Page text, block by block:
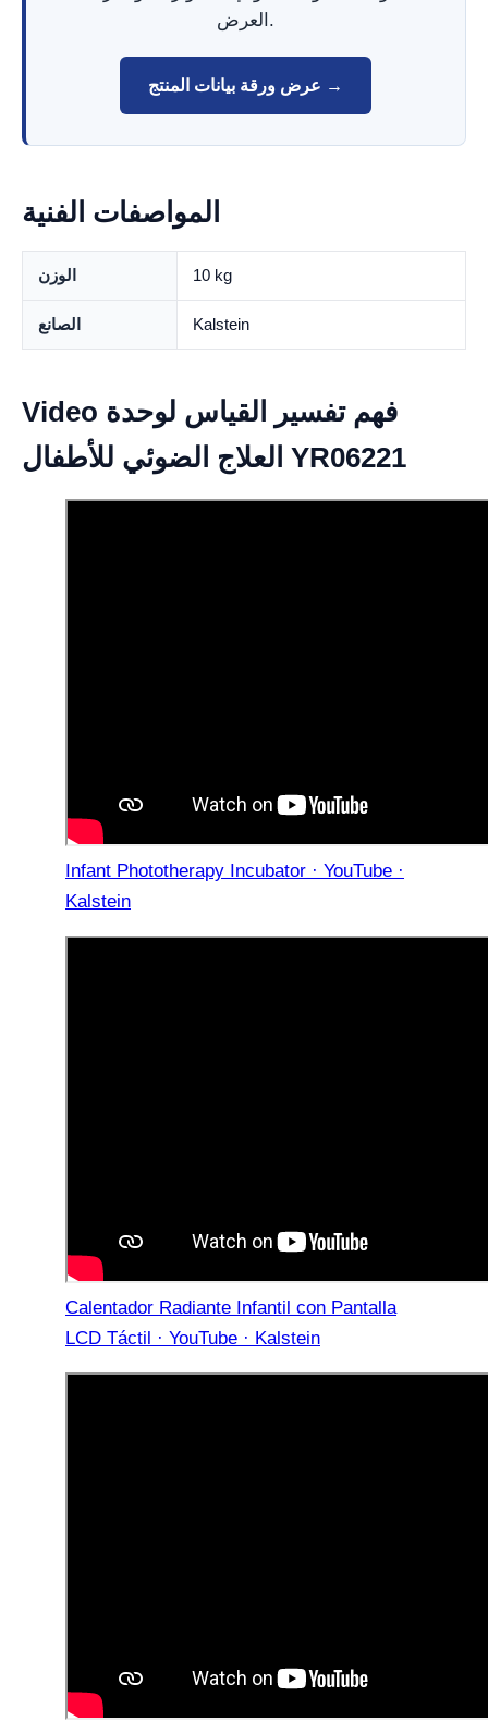
العرض.
عرض ورقة بيانات المنتج →
المواصفات الفنية
الوزن 10 kg
الصانع Kalstein
Video فهم تفسير القياس لوحدة
العلاج الضوئي للأطفال YR06221
Infant Phototherapy Incubator · YouTube ·
Kalstein
Calentador Radiante Infantil con Pantalla
LCD Táctil · YouTube · Kalstein